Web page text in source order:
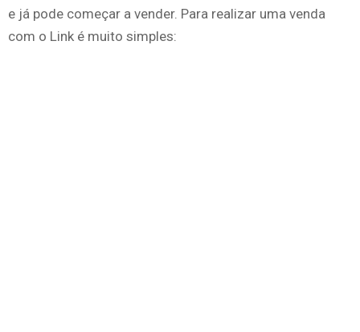
e já pode começar a vender. Para realizar uma venda
com o Link é muito simples: